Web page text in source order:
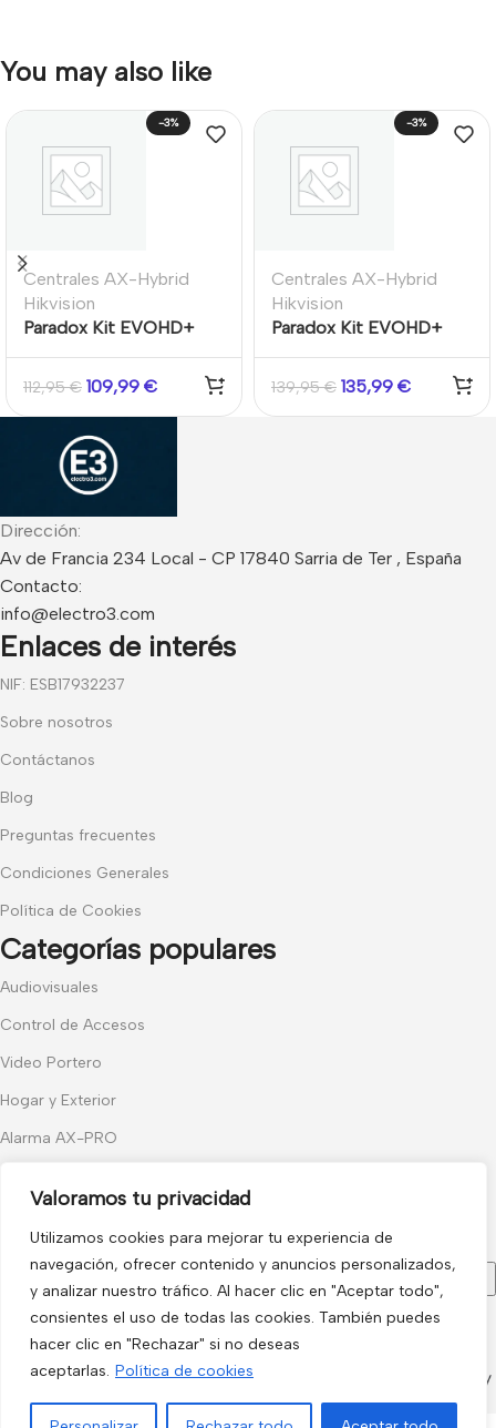
Valoramos tu privacidad
Utilizamos cookies para mejorar tu experiencia de
navegación, ofrecer contenido y anuncios personalizados,
y analizar nuestro tráfico. Al hacer clic en "Aceptar todo",
consientes el uso de todas las cookies. También puedes
hacer clic en "Rechazar" si no deseas
aceptarlas. Política de cookies
You may also like
-3%
Centrales AX-Hybrid
Hikvision
Paradox Kit EVOHD+
Grado 3 – Central 8-192
Zonas + Teclado K641 +
Caja Grande
112,95€ 109,99 €
-3%
Centrales AX-Hybrid
Hikvision
Paradox Kit EVOHD+
Grado 3 – Central 8-192
Zonas + Teclado Táctil
TM50
139,95€ 135,99 €
Dirección:
Av de Francia 234 Local - CP 17840 Sarria de Ter , España
Contacto:
info@electro3.com
Enlaces de interés
NIF: ESB17932237
Sobre nosotros
Contáctanos
Blog
Preguntas frecuentes
Condiciones Generales
Política de Cookies
Categorías populares
Audiovisuales
Control de Accesos
Video Portero
Hogar y Exterior
Alarma AX-PRO
Únete a nuestras novedades
Recibe las últimas novedades y promociones.
Usado de acuerdo con nuestraPolítica de privacidad
electro3 ©
2026.